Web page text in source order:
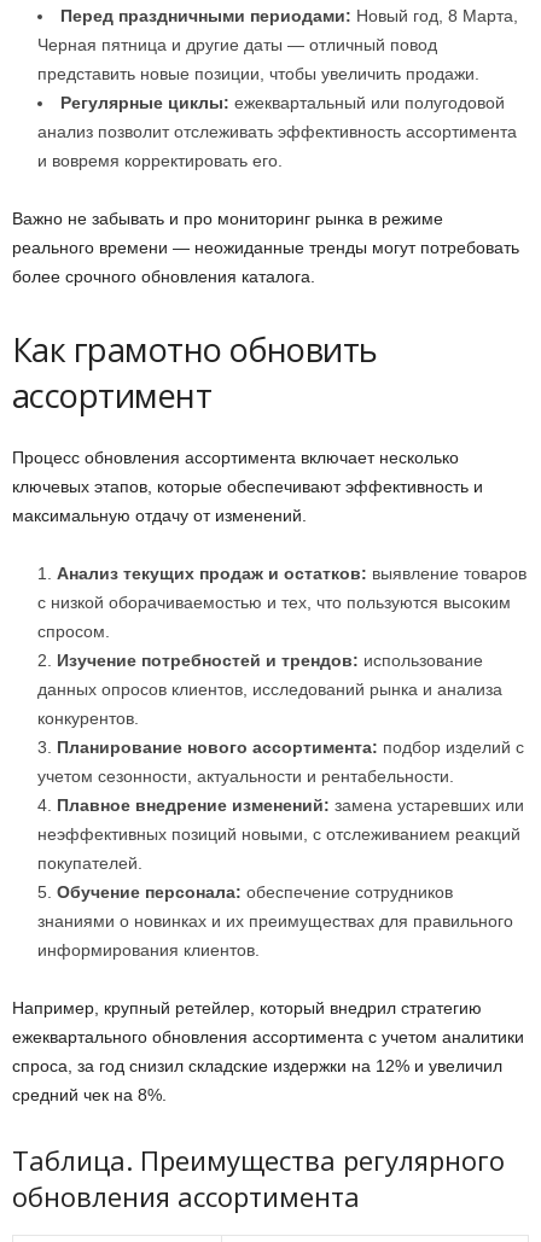
Перед праздничными периодами: Новый год, 8 Марта,
Черная пятница и другие даты — отличный повод
представить новые позиции, чтобы увеличить продажи.
Регулярные циклы: ежеквартальный или полугодовой
анализ позволит отслеживать эффективность ассортимента
и вовремя корректировать его.
Важно не забывать и про мониторинг рынка в режиме
реального времени — неожиданные тренды могут потребовать
более срочного обновления каталога.
Как грамотно обновить
ассортимент
Процесс обновления ассортимента включает несколько
ключевых этапов, которые обеспечивают эффективность и
максимальную отдачу от изменений.
Анализ текущих продаж и остатков: выявление товаров
с низкой оборачиваемостью и тех, что пользуются высоким
спросом.
Изучение потребностей и трендов: использование
данных опросов клиентов, исследований рынка и анализа
конкурентов.
Планирование нового ассортимента: подбор изделий с
учетом сезонности, актуальности и рентабельности.
Плавное внедрение изменений: замена устаревших или
неэффективных позиций новыми, с отслеживанием реакций
покупателей.
Обучение персонала: обеспечение сотрудников
знаниями о новинках и их преимуществах для правильного
информирования клиентов.
Например, крупный ретейлер, который внедрил стратегию
ежеквартального обновления ассортимента с учетом аналитики
спроса, за год снизил складские издержки на 12% и увеличил
средний чек на 8%.
Таблица. Преимущества регулярного
обновления ассортимента